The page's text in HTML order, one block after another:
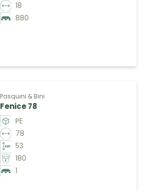
18
880
Pasquini & Bini
Fenice 78
PE
78
53
180
1